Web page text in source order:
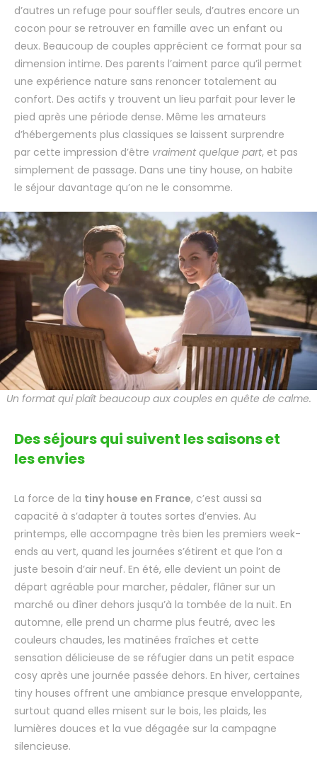
d’autres un refuge pour souffler seuls, d’autres encore un
cocon pour se retrouver en famille avec un enfant ou
deux. Beaucoup de couples apprécient ce format pour sa
dimension intime. Des parents l’aiment parce qu’il permet
une expérience nature sans renoncer totalement au
confort. Des actifs y trouvent un lieu parfait pour lever le
pied après une période dense. Même les amateurs
d’hébergements plus classiques se laissent surprendre
par cette impression d’être vraiment quelque part, et pas
simplement de passage. Dans une tiny house, on habite
le séjour davantage qu’on ne le consomme.
Un format qui plaît beaucoup aux couples en quête de calme.
Des séjours qui suivent les saisons et
les envies
La force de la tiny house en France, c’est aussi sa
capacité à s’adapter à toutes sortes d’envies. Au
printemps, elle accompagne très bien les premiers week-
ends au vert, quand les journées s’étirent et que l’on a
juste besoin d’air neuf. En été, elle devient un point de
départ agréable pour marcher, pédaler, flâner sur un
marché ou dîner dehors jusqu’à la tombée de la nuit. En
automne, elle prend un charme plus feutré, avec les
couleurs chaudes, les matinées fraîches et cette
sensation délicieuse de se réfugier dans un petit espace
cosy après une journée passée dehors. En hiver, certaines
tiny houses offrent une ambiance presque enveloppante,
surtout quand elles misent sur le bois, les plaids, les
lumières douces et la vue dégagée sur la campagne
silencieuse.